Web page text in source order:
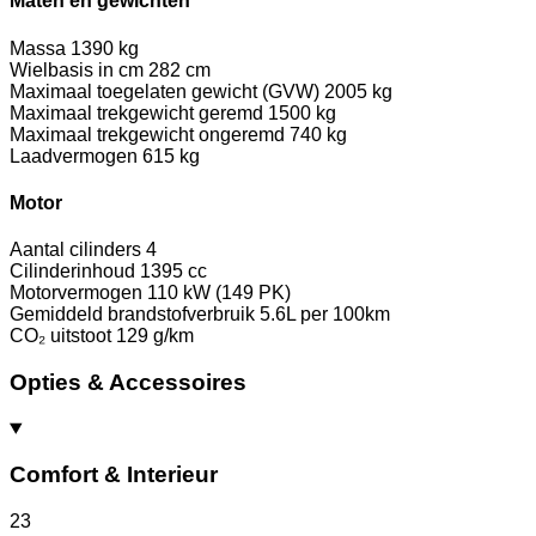
Massa 1390 kg
Wielbasis in cm 282 cm
Maximaal toegelaten gewicht (GVW) 2005 kg
Maximaal trekgewicht geremd 1500 kg
Maximaal trekgewicht ongeremd 740 kg
Laadvermogen 615 kg
Motor
Aantal cilinders 4
Cilinderinhoud 1395 cc
Motorvermogen 110 kW (149 PK)
Gemiddeld brandstofverbruik 5.6L per 100km
CO₂ uitstoot 129 g/km
Opties & Accessoires
Comfort & Interieur
23